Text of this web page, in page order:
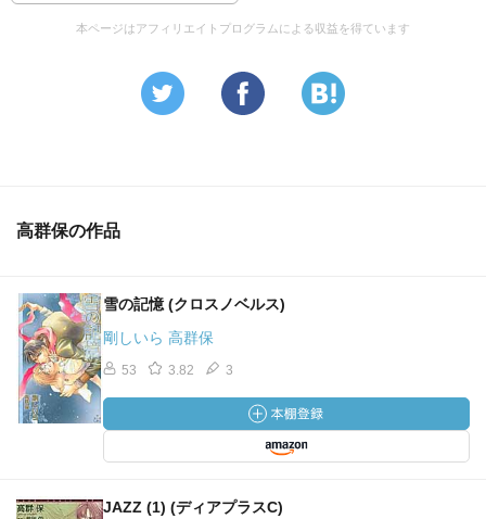
本ページはアフィリエイトプログラムによる収益を得ています
高群保の作品
雪の記憶 (クロスノベルス)
剛しいら 高群保
53 3.82 3
JAZZ (1) (ディアプラスC)